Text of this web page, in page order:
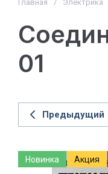
Главная / Электрика
01
Предыдущий
Новинка Акция